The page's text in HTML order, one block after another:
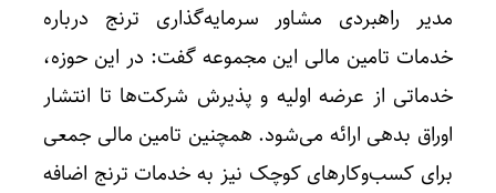
مدیر راهبردی مشاور سرمایه‌گذاری ترنج درباره
خدمات تامین مالی این مجموعه گفت: در این حوزه،
خدماتی از عرضه اولیه و پذیرش شرکت‌ها تا انتشار
اوراق بدهی ارائه می‌شود. همچنین تامین مالی جمعی
برای کسب‌وکار‌های کوچک نیز به خدمات ترنج اضافه